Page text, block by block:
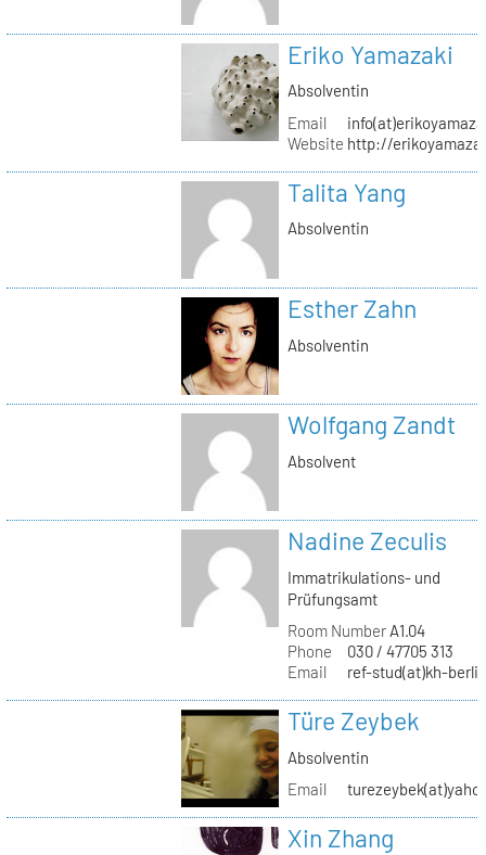
Eriko Yamazaki
Absolventin
Email
Website http://
Talita Yang
Absolventin
Esther Zahn
Absolventin
Wolfgang Zandt
Absolvent
Nadine Zeculis
Immatrikulations- und
Prüfungsamt
Room NumberA1.04
Phone
030 / 47705 313
Email
ref-stud(at)kh-
Türe Zeybek
Absolventin
Email
Xin Zhang